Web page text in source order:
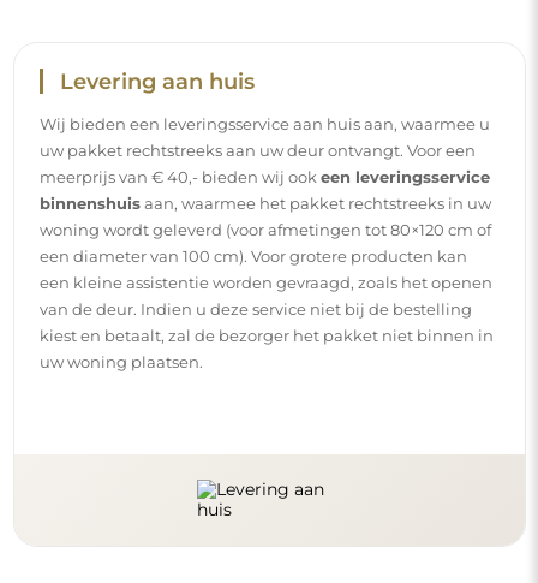
Handleidingen
Om de montage en het gebruik van onze spiegel
eenvoudig en zorgeloos te maken, hebben wij voor u
gedetailleerde handleidingen opgesteld. Daarin vindt u
alle nodige stappen voor een correcte montage van de
spiegel, evenals tips voor het onderhoud, de reiniging en
het beheer ervan, zodat u lang van het perfecte uiterlijk
Bekijk de montage- en gebruikshandleidingen.